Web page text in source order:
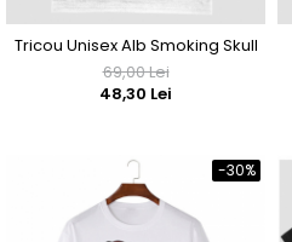
Tricou Unisex Alb Smoking Skull
69,00 Lei
48,30 Lei
-30%